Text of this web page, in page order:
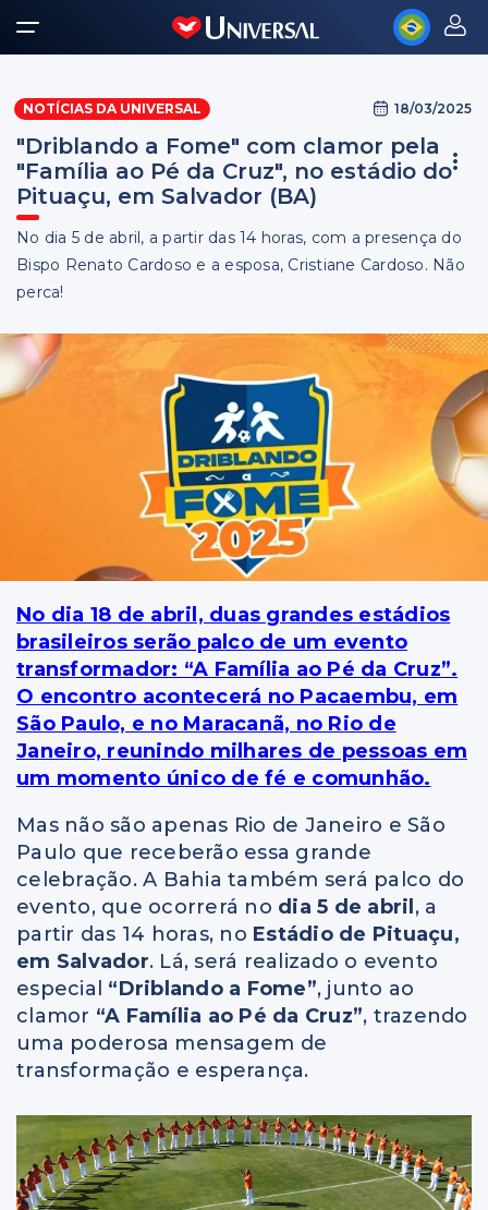
NOTÍCIAS DA UNIVERSAL 18/03/2025
"Driblando a Fome" com clamor pela
"Família ao Pé da Cruz", no estádio do
Pituaçu, em Salvador (BA)
No dia 5 de abril, a partir das 14 horas, com a presença do
Bispo Renato Cardoso e a esposa, Cristiane Cardoso. Não
perca!
No dia 18 de abril, duas grandes estádios
brasileiros serão palco de um evento
transformador: “A Família ao Pé da Cruz”.
O encontro acontecerá no Pacaembu, em
São Paulo, e no Maracanã, no Rio de
Janeiro, reunindo milhares de pessoas em
um momento único de fé e comunhão.
Mas não são apenas Rio de Janeiro e São
Paulo que receberão essa grande
celebração. A Bahia também será palco do
evento, que ocorrerá no dia 5 de abril , a
partir das 14 horas, no Estádio de Pituaçu,
em Salvador. Lá, será realizado o evento
especial “Driblando a Fome”, junto ao
clamor “A Família ao Pé da Cruz”, trazendo
uma poderosa mensagem de
transformação e esperança.